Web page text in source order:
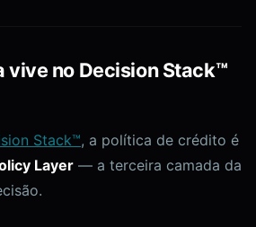
vive no Decision Stack™
Stack™, a política de crédito é
Layer — a terceira camada da